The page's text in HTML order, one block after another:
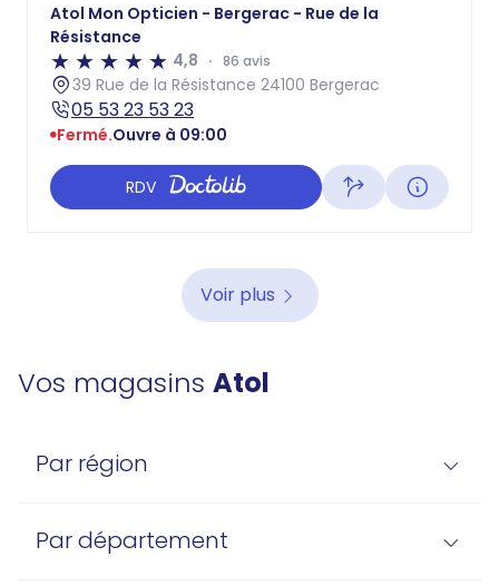
Atol Mon Opticien - Bergerac - Rue de la
Résistance
4,8
86 avis
39 Rue de la Résistance 24100 Bergerac
05 53 23 53 23
Fermé.Ouvre à 09:00
RDV
Voir plus
Vos magasins Atol
Par région
Par département